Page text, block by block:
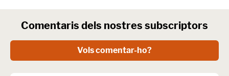
Comentaris dels nostres subscriptors
Vols comentar-ho?